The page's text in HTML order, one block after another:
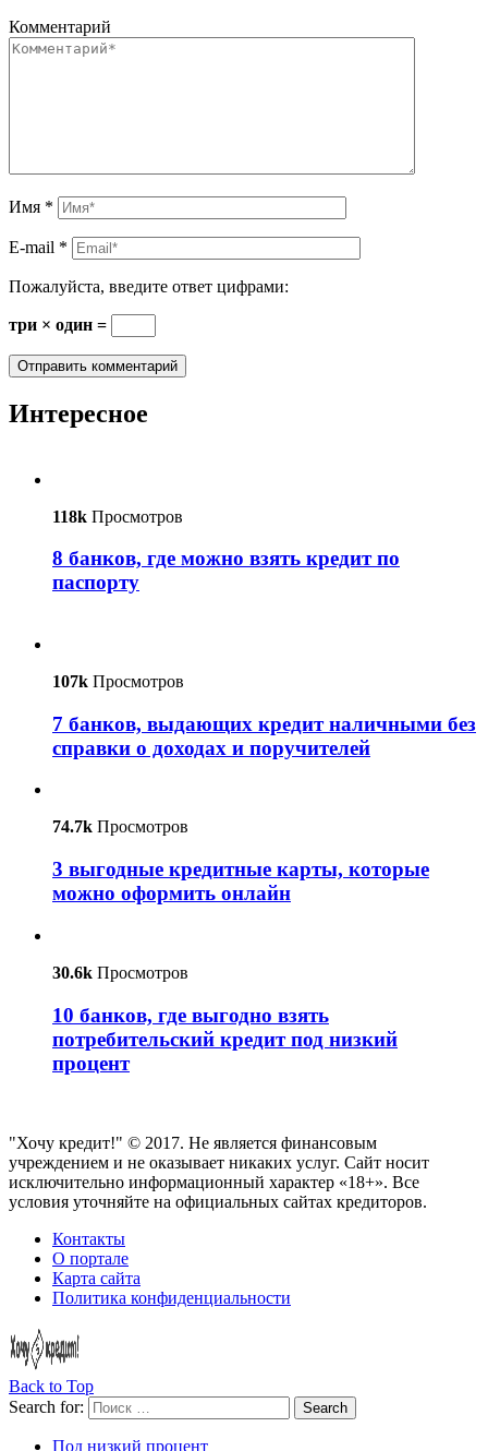
Комментарий
Имя *
E-mail *
Пожалуйста, введите ответ цифрами:
три × один =
Интересное
118k Просмотров
8 банков, где можно взять кредит по
паспорту
107k Просмотров
7 банков, выдающих кредит наличными без
справки о доходах и поручителей
74.7k Просмотров
3 выгодные кредитные карты, которые
можно оформить онлайн
30.6k Просмотров
10 банков, где выгодно взять
потребительский кредит под низкий
процент
"Хочу кредит!" © 2017. Не является финансовым
учреждением и не оказывает никаких услуг. Сайт носит
исключительно информационный характер «18+». Все
условия уточняйте на официальных сайтах кредиторов.
Контакты
О портале
Карта сайта
Политика конфиденциальности
Back to Top
Search for:
Search
Под низкий процент